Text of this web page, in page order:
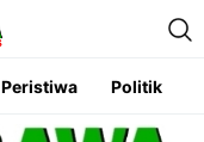
Peristiwa Politik